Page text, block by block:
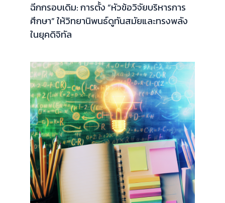
ฉีกกรอบเดิม: การตั้ง “หัวข้อวิจัยบริหารการ
ศึกษา” ให้วิทยานิพนธ์ดูทันสมัยและทรงพลัง
ในยุคดิจิทัล